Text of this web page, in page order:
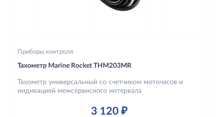
Приборы контроля
Тахометр Marine Rocket THM203MR
Тахометр универсальный со счетчиком моточасов и
индикацией межсервисного интервала
3 120 ₽